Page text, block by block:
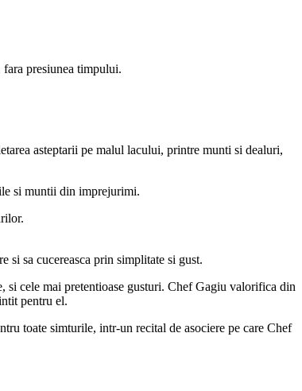
fara presiunea timpului.
asteptarii pe malul lacului, printre munti si dealuri,
si muntii din imprejurimi.
si sa cucereasca prin simplitate si gust.
si cele mai pretentioase gusturi. Chef Gagiu valorifica din
pentru el.
toate simturile, intr-un recital de asociere pe care Chef